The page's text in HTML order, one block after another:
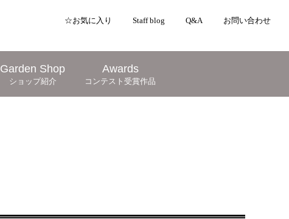
☆お気に入り Staff blog Q&A お問い合わせ
Garden Shop
ショップ紹介
Awards
コンテスト受賞作品